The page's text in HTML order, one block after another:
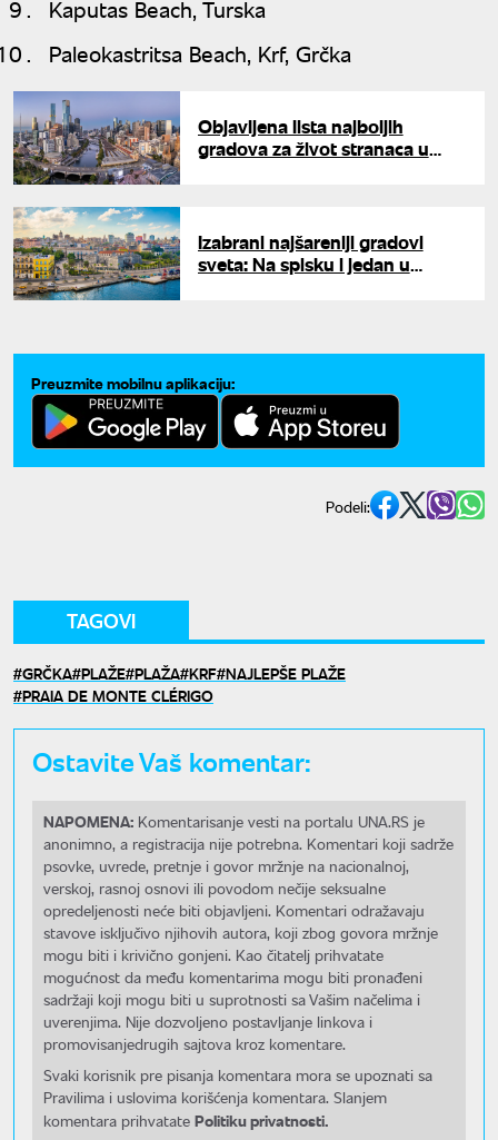
Kaputas Beach, Turska
Paleokastritsa Beach, Krf, Grčka
Objavljena lista najboljih
gradova za život stranaca u
Izabrani najšareniji gradovi
sveta: Na spisku i jedan u
Preuzmite mobilnu aplikaciju:
Podeli:
TAGOVI
GRČKA PLAŽE PLAŽA KRF NAJLEPŠE PLAŽE
PRAIA DE MONTE CLÉRIGO
Ostavite Vaš komentar:
NAPOMENA: Komentarisanje vesti na portalu UNA.RS je
anonimno, a registracija nije potrebna. Komentari koji sadrže
psovke, uvrede, pretnje i govor mržnje na nacionalnoj,
verskoj, rasnoj osnovi ili povodom nečije seksualne
opredeljenosti neće biti objavljeni. Komentari odražavaju
stavove isključivo njihovih autora, koji zbog govora mržnje
mogu biti i krivično gonjeni. Kao čitatelj prihvatate
mogućnost da među komentarima mogu biti pronađeni
sadržaji koji mogu biti u suprotnosti sa Vašim načelima i
uverenjima. Nije dozvoljeno postavljanje linkova i
promovisanjedrugih sajtova kroz komentare.
Svaki korisnik pre pisanja komentara mora se upoznati sa
Pravilima i uslovima korišćenja komentara. Slanjem
komentara prihvatate Politiku privatnosti.